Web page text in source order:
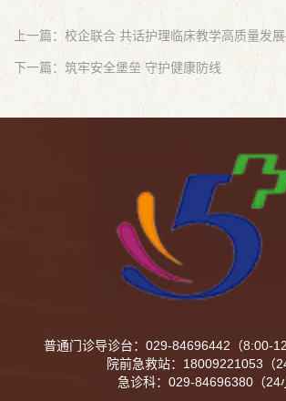
下一篇：筑牢安全堡垒 守护健康防线
普通门诊导诊台：029-84696442（8:00-
院前急救站：18009221053（
急诊科：029-84696380（24